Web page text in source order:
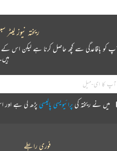
ریختہ نیوز لیٹر
کو باقاعدگی سے کچھ حاصل کرنا ہے لیکن اس
میں نے ریختہ کی پرائیویسی پالیسی پڑھ لی ہے
فوری رابطے